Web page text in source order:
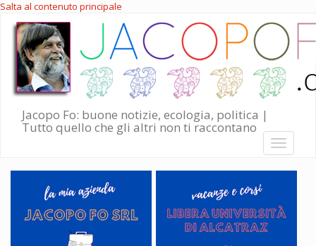
Salta al contenuto principale
Jacopo Fo: buone notizie, ecologia, politica |
Tutto quello che gli altri non ti raccontano
Toggle